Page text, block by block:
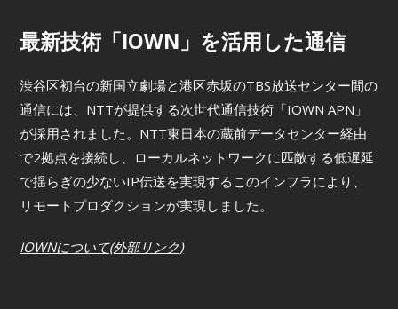
最新技術「IOWN」を活用した通信
渋谷区初台の新国立劇場と港区赤坂のTBS放送センター間の
通信には、NTTが提供する次世代通信技術「IOWN APN」
が採用されました。NTT東日本の蔵前データセンター経由
で2拠点を接続し、ローカルネットワークに匹敵する低遅延
で揺らぎの少ないIP伝送を実現するこのインフラにより、
リモートプロダクションが実現しました。
IOWNについて(外部リンク)